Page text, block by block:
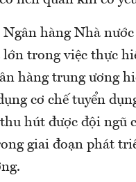
hàng Nhà
trong việc thực
hàng trung ương
cơ chế tuyển
hút được đội ngũ
giai đoạn phát